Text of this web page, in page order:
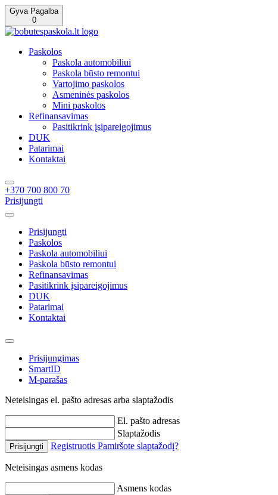
Gyva Pagalba
0
Paskolos
Paskola automobiliui
Paskola būsto remontui
Vartojimo paskolos
Asmeninės paskolos
Mini paskolos
Refinansavimas
Pasitikrink įsipareigojimus
DUK
Patarimai
Kontaktai
+370 700 800 70
Prisijungti
Prisijungti
Paskolos
Paskola automobiliui
Paskola būsto remontui
Refinansavimas
Pasitikrink įsipareigojimus
DUK
Patarimai
Kontaktai
Prisijungimas
SmartID
M-parašas
Neteisingas el. pašto adresas arba slaptažodis
El. pašto adresas
Slaptažodis
Prisijungti Registruotis Pamiršote slaptažodį?
Neteisingas asmens kodas
Asmens kodas